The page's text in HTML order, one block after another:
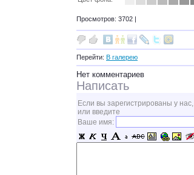
Просмотров: 3702 |
Перейти: В галерею
Нет комментариев
Написать
Если вы зарегистрированы у нас,
или введите
Ваше имя: